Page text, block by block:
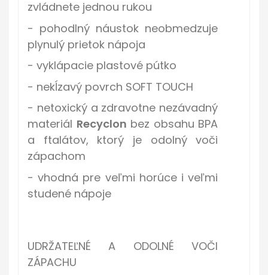
zvládnete jednou rukou
- pohodlný náustok neobmedzuje
plynulý prietok nápoja
- vyklápacie plastové pútko
- nekĺzavý povrch SOFT TOUCH
- netoxický a zdravotne nezávadný
materiál Recyclon bez obsahu BPA
a ftalátov, ktorý je odolný voči
zápachom
- vhodná pre veľmi horúce i veľmi
studené nápoje
UDRŽATEĽNÉ A ODOLNÉ VOČI
ZÁPACHU